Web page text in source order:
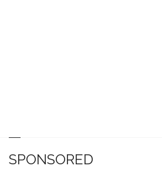
SPONSORED